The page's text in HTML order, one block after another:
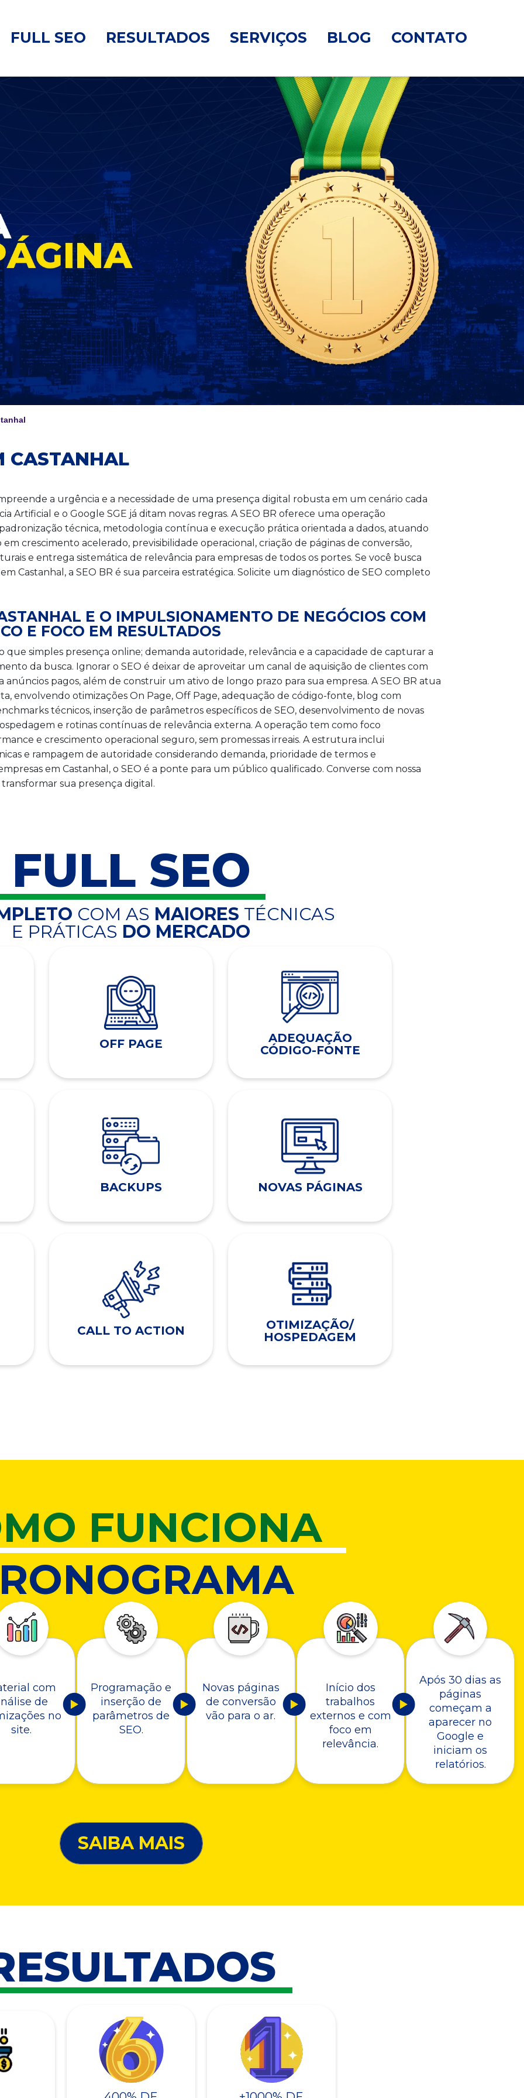
FULL SEO RESULTADOS SERVIÇOS BLOG CONTATO
CASTANHAL
a urgência e a necessidade de uma presença digital robusta em um cenário cada
Artificial e o Google SGE já ditam novas regras. A SEO BR oferece uma operação
técnica, metodologia contínua e execução prática orientada a dados, atuando
crescimento acelerado, previsibilidade operacional, criação de páginas de conversão,
e entrega sistemática de relevância para empresas de todos os portes. Se você busca
Castanhal, a SEO BR é sua parceira estratégica. Solicite um diagnóstico de SEO completo
E O IMPULSIONAMENTO DE NEGÓCIOS COM
E FOCO EM RESULTADOS
que simples presença online; demanda autoridade, relevância e a capacidade de capturar a
da busca. Ignorar o SEO é deixar de aproveitar um canal de aquisição de clientes com
pagos, além de construir um ativo de longo prazo para sua empresa. A SEO BR atua
envolvendo otimizações On Page, Off Page, adequação de código-fonte, blog com
técnicos, inserção de parâmetros específicos de SEO, desenvolvimento de novas
e rotinas contínuas de relevância externa. A operação tem como foco
e crescimento operacional seguro, sem promessas irreais. A estrutura inclui
e rampagem de autoridade considerando demanda, prioridade de termos e
em Castanhal, o SEO é a ponte para um público qualificado. Converse com nossa
sua presença digital.
FULL SEO
COM AS MAIORES TÉCNICAS
E PRÁTICAS DO MERCADO
OFF PAGE
ADEQUAÇÃO
CÓDIGO-FONTE
BACKUPS NOVAS PÁGINAS
CALL TO ACTION
OTIMIZAÇÃO/
HOSPEDAGEM
FUNCIONA
com
de
no
site.
Programação e
inserção de
parâmetros de
SEO.
Novas páginas
de conversão
vão para o ar.
Início dos
trabalhos
externos e com
foco em
relevância.
Após 30 dias as
páginas
começam a
aparecer no
Google e
iniciam os
relatórios.
SAIBA MAIS